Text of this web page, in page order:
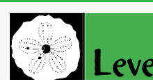
inhoud